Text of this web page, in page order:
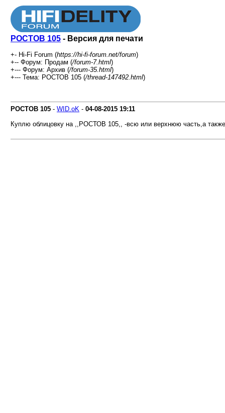
РОСТОВ 105 - Версия для печати
+- Hi-Fi Forum (https://hi-fi-forum.net/forum)
+-- Форум: Продам (/forum-7.html)
+--- Форум: Архив (/forum-35.html)
+--- Тема: РОСТОВ 105 (/thread-147492.html)
РОСТОВ 105 - WID.oK - 04-08-2015 19:11
Куплю облицовку на ,,РОСТОВ 105,, -всю или верхнюю часть,а